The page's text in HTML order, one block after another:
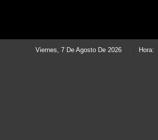
Viernes, 7 De Agosto De 2026 Hora: